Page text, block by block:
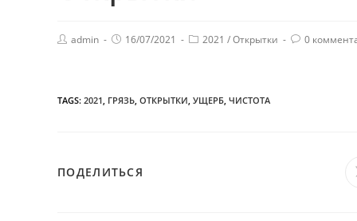
admin 16/07/2021 2021 /Открытки 0
TAGS: 2021 ГРЯЗЬ ОТКРЫТКИ УЩЕРБ ЧИСТОТА
ПОДЕЛИТЬСЯ